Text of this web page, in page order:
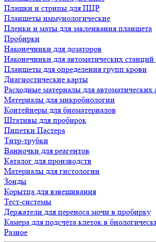
Плашки и стрипы для ПЦР
Планшеты иммунологические
Пленки и маты для заклеивания планшета
Пробирки
Наконечники для дозаторов
Наконечники для автоматических станций
Планшеты для определения групп крови
Диагностические карты
Расходные материалы для автоматических
Материалы для микробиологии
Контейнеры для биоматериалов
Штативы для пробирок
Пипетки Пастера
Титр-трубки
Ванночки для реагентов
Каталог для производств
Материалы для гистологии
Зонды
Корытца для взвешивания
Тест-системы
Держатели для переноса мочи в пробирку
Камера для подсчёта клеток в
Разное